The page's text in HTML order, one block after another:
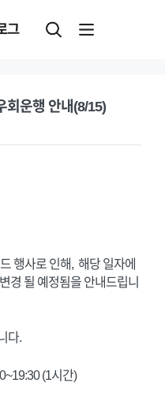
그
회운행 안내(8/15)
행사로 인해, 해당 일자에
경 될 예정됨을 안내드립니
다.
(1시간)